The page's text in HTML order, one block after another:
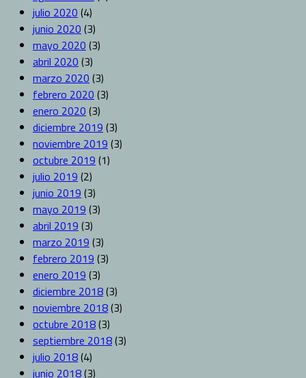
julio 2020 (4)
junio 2020 (3)
mayo 2020 (3)
abril 2020 (3)
marzo 2020 (3)
febrero 2020 (3)
enero 2020 (3)
diciembre 2019 (3)
noviembre 2019 (3)
octubre 2019 (1)
julio 2019 (2)
junio 2019 (3)
mayo 2019 (3)
abril 2019 (3)
marzo 2019 (3)
febrero 2019 (3)
enero 2019 (3)
diciembre 2018(3)
noviembre 2018(3)
octubre 2018(3)
septiembre 2018(3)
julio 2018(4)
junio 2018(3)